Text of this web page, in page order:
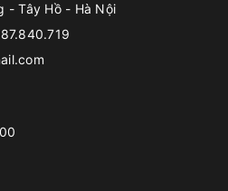
- Tây Hồ - Hà Nội